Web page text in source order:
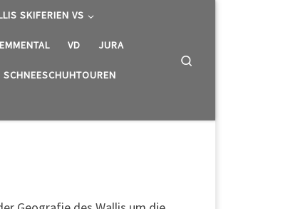
SKIFERIEN VS
EMMENTAL VD JURA
SCHNEESCHUHTOUREN